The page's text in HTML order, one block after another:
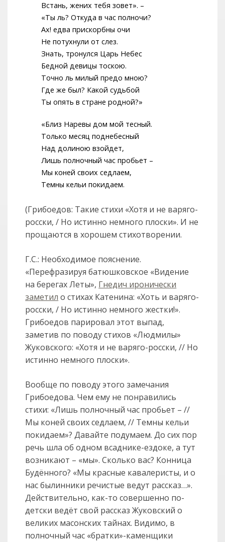
Встань, жених тебя зовет». –
«Ты ль? Откуда в час полночи?
Ах! едва прискорбны очи
Не потухнули от слез.
Знать, тронулся Царь Небес
Бедной девицы тоскою.
Точно ль милый предо мною?
Где же был? Какой судьбой
Ты опять в стране родной?»
«Близ Наревы дом мой тесный.
Только месяц поднебесный
Над долиною взойдет,
Лишь полночный час пробьет –
Мы коней своих седлаем,
Темны кельи покидаем.
(Грибоедов: Такие стихи «Хотя и не варяго-
росски, / Но истинно немного плоски». И не
прощаются в хорошем стихотворении.
Г.С.: Необходимое пояснение.
«Перефразируя батюшковское «Видение
на берегах Леты», Гнедич иронически
заметил о стихах Катенина: «Хоть и варяго-
росски, / Но истинно немного жестки!».
Грибоедов парировал этот выпад,
заметив по поводу стихов «Людмилы»
Жуковского: «Хотя и не варяго-росски, // Но
истинно немного плоски».
Вообще по поводу этого замечания
Грибоедова. Чем ему не понравились
стихи: «Лишь полночный час пробьет – //
Мы коней своих седлаем, // Темны кельи
покидаем»? Давайте подумаем. До сих пор
речь шла об одном всаднике-ездоке, а тут
возникают – «мы». Сколько вас? Конница
Будённого? «Мы красные кавалеристы, и о
нас былинники речистые ведут рассказ…».
Действительно, как-то совершенно по-
детски ведёт свой рассказ Жуковский о
великих масонских тайнах. Видимо, в
полночный час «братки»-каменщики